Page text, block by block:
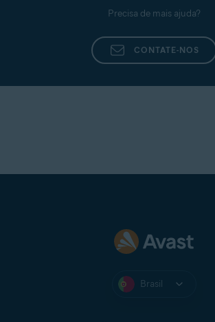
Precisa de mais ajuda?
CONTATE-NOS
Brasil